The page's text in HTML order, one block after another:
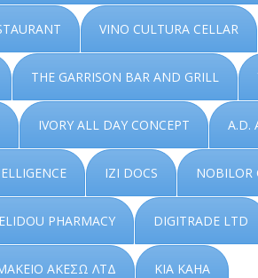
VINO CULTURA CELLAR
THE GARRISON BAR AND GRILL
IVORY ALL DAY CONCEPT A.D.
IZI DOCS NOBILOR
PHARMACY DIGITRADE LTD
ΑΚΕΣΩ ΛΤΔ KIA KAHA